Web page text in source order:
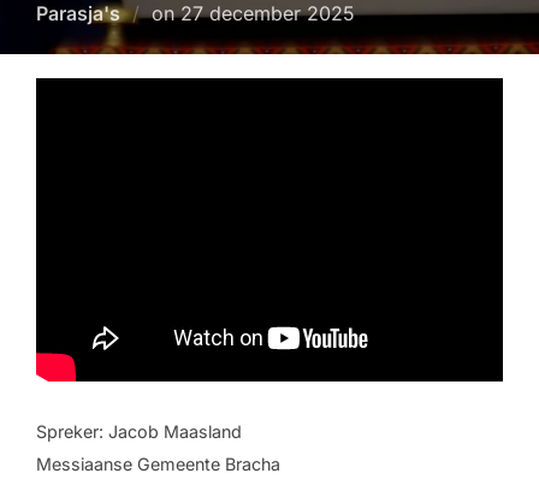
Parasja's
on27 december 2025
Spreker: Jacob Maasland
Messiaanse Gemeente Bracha